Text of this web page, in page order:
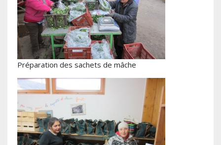
Préparation des sachets de mâche